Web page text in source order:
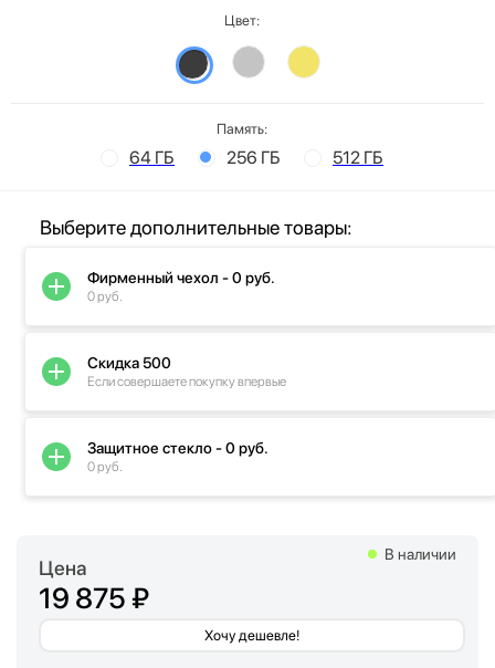
Цвет:
Память:
64 ГБ 256 ГБ 512 ГБ
Цена
19 875 ₽
Хочу дешевле!
В наличии
Выберите дополнительные товары:
Фирменный чехол - 0 руб.
0 руб.
Скидка 500
Если совершаете покупку впервые
Защитное стекло - 0 руб.
0 руб.